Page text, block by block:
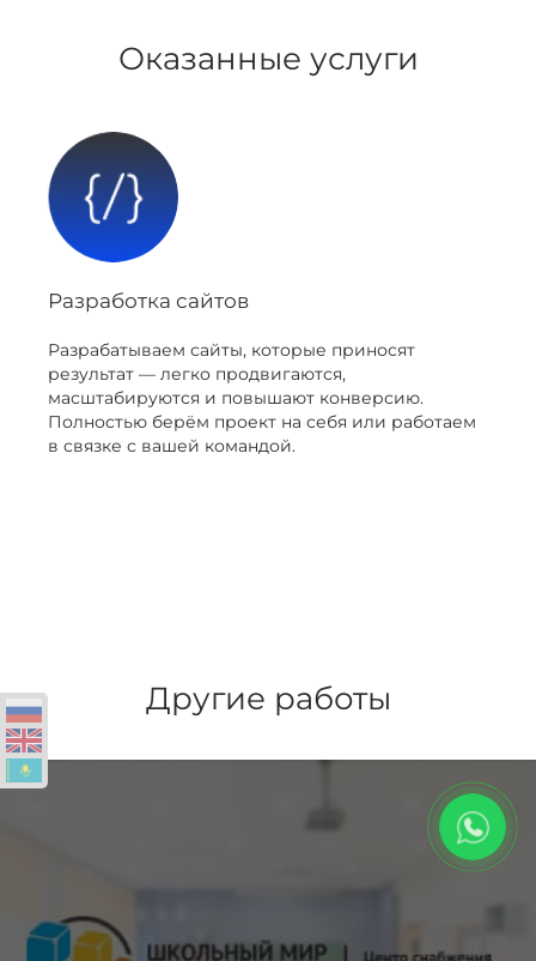
Оказанные услуги
Разработка сайтов
Разрабатываем сайты, которые приносят
результат — легко продвигаются,
масштабируются и повышают конверсию.
Полностью берём проект на себя или работаем
в связке с вашей командой.
Другие работы